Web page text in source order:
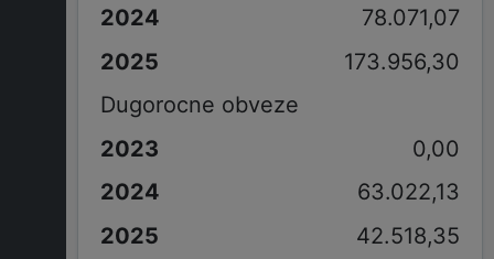
78.071,07
173.956,30
Dugorocne obveze
0,00
63.022,13
42.518,35